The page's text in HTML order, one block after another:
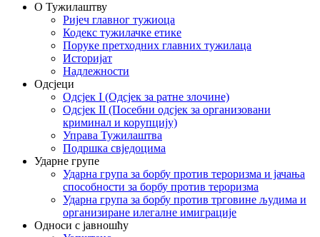
О Тужилаштву
Ријеч главног тужиоца
Кодекс тужилачке етике
Поруке претходних главних тужилаца
Историјат
Надлежности
Одсјеци
Одсјек I (Одсјек за ратне злочине)
Одсјек II (Посебни одсјек за организовани
криминал и корупцију)
Управа Тужилаштва
Подршка свједоцима
Ударне групе
Ударна група за борбу против тероризма и јачања
способности за борбу против тероризма
Ударна група за борбу против трговине људима и
организиране илегалне имиграције
Односи с јавношћу